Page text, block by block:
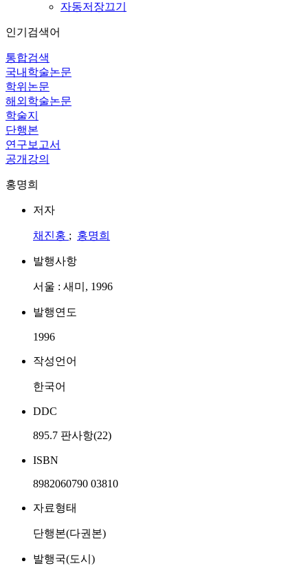
자동저장끄기
인기검색어
통합검색
국내학술논문
학위논문
해외학술논문
학술지
단행본
연구보고서
공개강의
홍명희
저자
채진홍 ; 홍명희
발행사항
서울 : 새미, 1996
발행연도
1996
작성언어
한국어
DDC
895.7 판사항(22)
ISBN
8982060790 03810
자료형태
단행본(다권본)
발행국(도시)